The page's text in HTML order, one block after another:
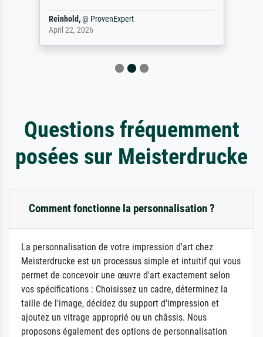
Reinhold,@ ProvenExpert
April 22, 2026
Questions fréquemment
posées sur Meisterdrucke
Comment fonctionne la personnalisation ?
La personnalisation de votre impression d'art chez
Meisterdrucke est un processus simple et intuitif qui vous
permet de concevoir une œuvre d'art exactement selon
vos spécifications : Choisissez un cadre, déterminez la
taille de l'image, décidez du support d'impression et
ajoutez un vitrage approprié ou un châssis. Nous
proposons également des options de personnalisation